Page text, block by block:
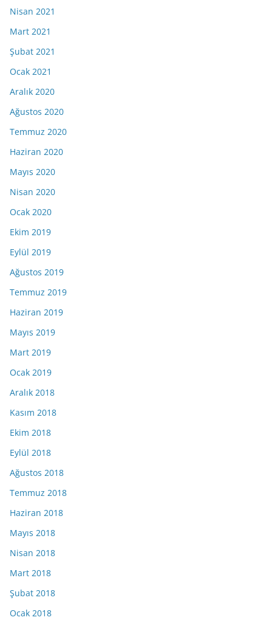
Nisan 2021
Mart 2021
Şubat 2021
Ocak 2021
Aralık 2020
Ağustos 2020
Temmuz 2020
Haziran 2020
Mayıs 2020
Nisan 2020
Ocak 2020
Ekim 2019
Eylül 2019
Ağustos 2019
Temmuz 2019
Haziran 2019
Mayıs 2019
Mart 2019
Ocak 2019
Aralık 2018
Kasım 2018
Ekim 2018
Eylül 2018
Ağustos 2018
Temmuz 2018
Haziran 2018
Mayıs 2018
Nisan 2018
Mart 2018
Şubat 2018
Ocak 2018